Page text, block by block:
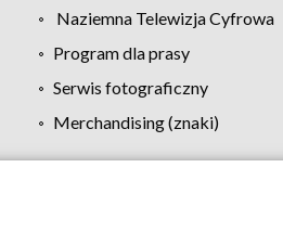
Naziemna Telewizja Cyfrowa
Program dla prasy
Serwis fotograficzny
Merchandising (znaki)